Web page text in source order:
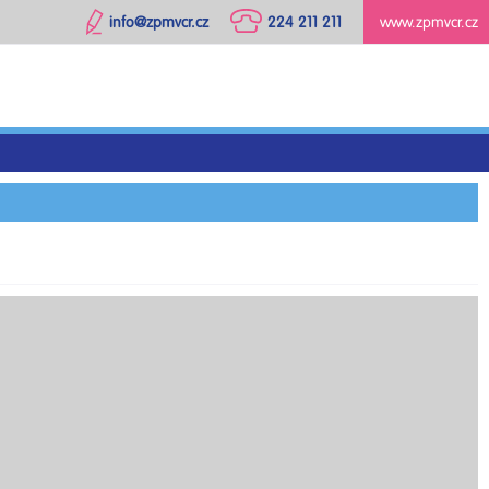
www.zpmvcr.cz
224 211 211
info@zpmvcr.cz